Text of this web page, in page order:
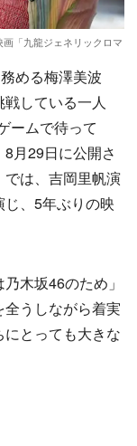
「九龍ジェネリックロマ
める梅澤美波
している一人
ームで待って
月29日に公開さ
は、吉岡里帆演
、5年ぶりの映
木坂46のため」
うしながら着実
とっても大きな